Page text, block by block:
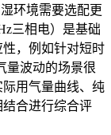
环境需要选配更
三相电）是基础
，例如针对短时
量波动的场景很
用气量曲线、纯
合进行综合评